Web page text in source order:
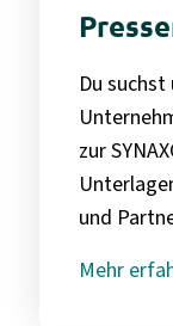
Du
zur
und
Mehr